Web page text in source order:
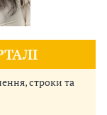
строки та